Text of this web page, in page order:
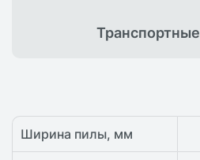
Транспортные
Ширина пилы, мм